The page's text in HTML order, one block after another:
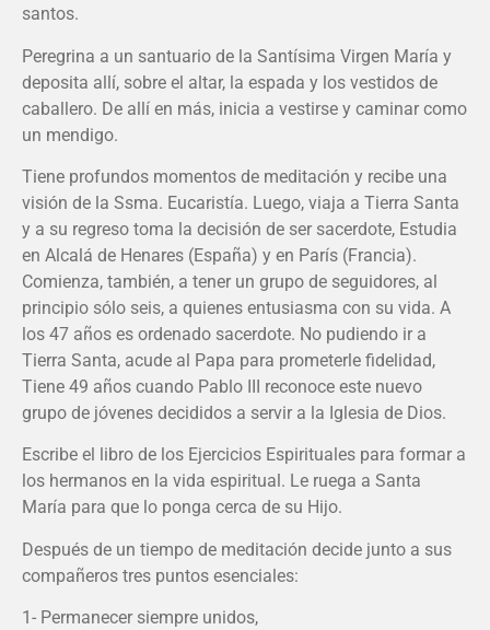
santos.
Peregrina a un santuario de la Santísima Virgen María y
deposita allí, sobre el altar, la espada y los vestidos de
caballero. De allí en más, inicia a vestirse y caminar como
un mendigo.
Tiene profundos momentos de meditación y recibe una
visión de la Ssma. Eucaristía. Luego, viaja a Tierra Santa
y a su regreso toma la decisión de ser sacerdote, Estudia
en Alcalá de Henares (España) y en París (Francia).
Comienza, también, a tener un grupo de seguidores, al
principio sólo seis, a quienes entusiasma con su vida. A
los 47 años es ordenado sacerdote. No pudiendo ir a
Tierra Santa, acude al Papa para prometerle fidelidad,
Tiene 49 años cuando Pablo III reconoce este nuevo
grupo de jóvenes decididos a servir a la Iglesia de Dios.
Escribe el libro de los Ejercicios Espirituales para formar a
los hermanos en la vida espiritual. Le ruega a Santa
María para que lo ponga cerca de su Hijo.
Después de un tiempo de meditación decide junto a sus
compañeros tres puntos esenciales:
1- Permanecer siempre unidos,